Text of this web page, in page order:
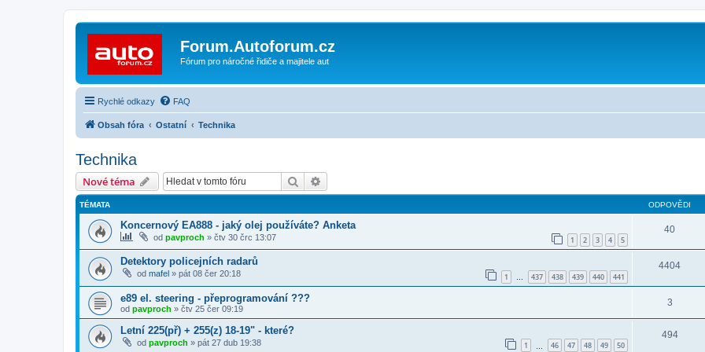
Forum.Autoforum.cz
Fórum pro náročné řidiče a majitele aut
Rychlé odkazy FAQ
Obsah fóra Ostatní Technika
Technika
Nové téma Hledat
TÉMATA ODPOVĚDI
Koncernový EA888 - jaký olej používáte? Anketa
od pavproch » čtv 30 črc 13:07 1 2 3 4 5
40
Detektory policejních radarů
od mafel » pát 08 čer 20:18 1 … 437 438 439 440 441
4404
e89 el. steering - přeprogramování ???
od pavproch » čtv 25 čer 09:19
3
Letní 225(př) + 255(z) 18-19" - které?
od pavproch » pát 27 dub 19:38 1 46 47 48 49 50
494